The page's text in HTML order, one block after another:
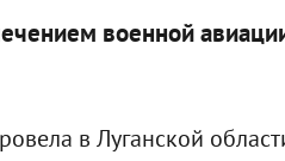
военной
в Луганской